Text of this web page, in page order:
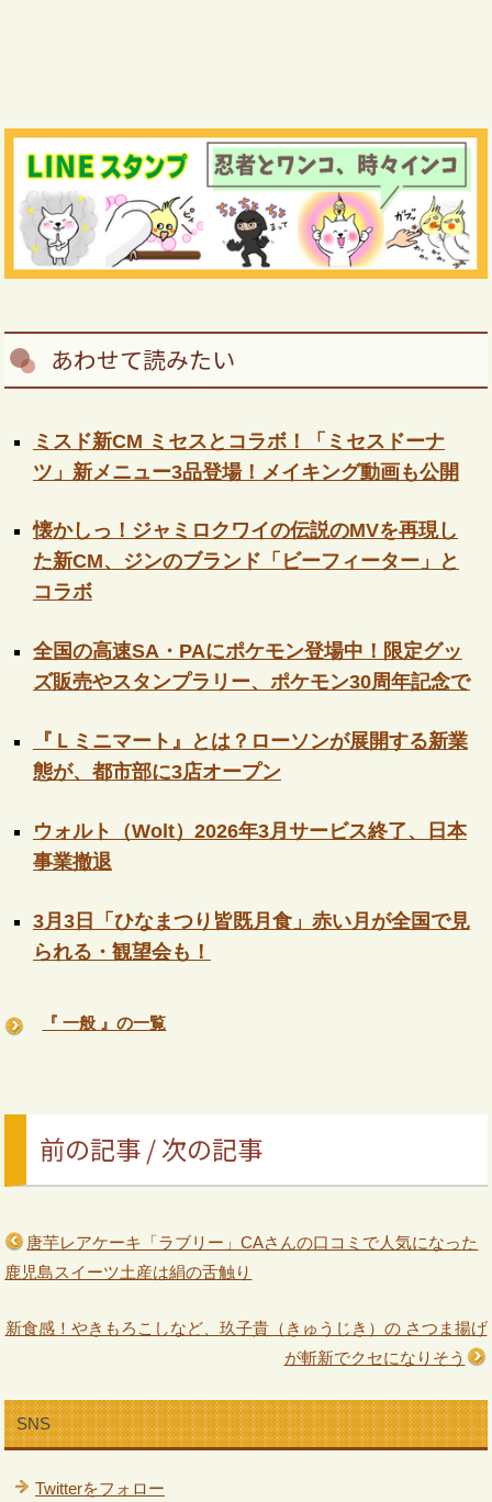
あわせて読みたい
ミスド新CM ミセスとコラボ！「ミセスドーナ
ツ」新メニュー3品登場！メイキング動画も公開
懐かしっ！ジャミロクワイの伝説のMVを再現し
た新CM、ジンのブランド「ビーフィーター」と
コラボ
全国の高速SA・PAにポケモン登場中！限定グッ
ズ販売やスタンプラリー、ポケモン30周年記念で
『Ｌミニマート』とは？ローソンが展開する新業
態が、都市部に3店オープン
ウォルト（Wolt）2026年3月サービス終了、日本
事業撤退
3月3日「ひなまつり皆既月食」赤い月が全国で見
られる・観望会も！
『 一般 』の一覧
前の記事 / 次の記事
唐芋レアケーキ「ラブリー」CAさんの口コミで人気になった
鹿児島スイーツ土産は絹の舌触り
新食感！やきもろこしなど、玖子貴（きゅうじき）の さつま揚げ
が斬新でクセになりそう
SNS
Twitterをフォロー